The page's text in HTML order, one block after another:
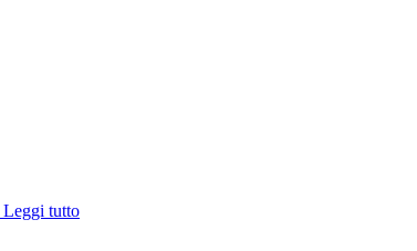
Leggi tutto